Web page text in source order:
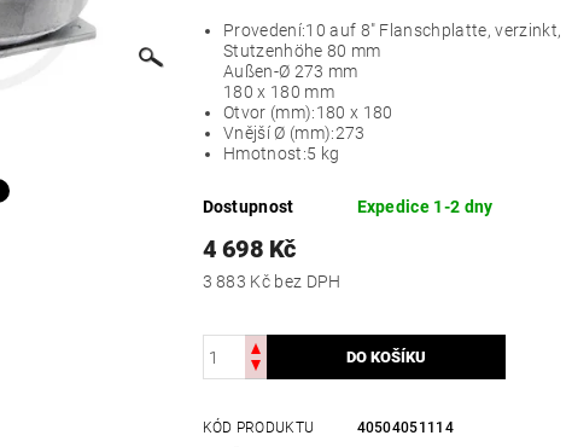
Provedení:10 auf 8" Flanschplatte, verzinkt,
Stutzenhöhe 80 mm
Außen-Ø 273 mm
180 x 180 mm
Otvor (mm):180 x 180
Vnější Ø (mm):273
Hmotnost:5 kg
Dostupnost Expedice 1-2 dny
4 698 Kč
3 883 Kč bez DPH
KÓD PRODUKTU
40504051114